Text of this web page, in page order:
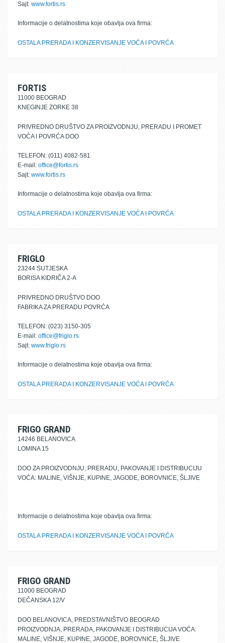
Sajt: www.fortis.rs
Informacije o delatnostima koje obavlja ova firma:
OSTALA PRERADA I KONZERVISANJE VOĆA I POVRĆA
FORTIS
11000 BEOGRAD
KNEGINJE ZORKE 38
PRIVREDNO DRUŠTVO ZA PROIZVODNJU, PRERADU I PROMET
VOĆA I POVRĆA DOO
TELEFON: (011) 4082-581
E-mail: office@fortis.rs
Sajt: www.fortis.rs
Informacije o delatnostima koje obavlja ova firma:
OSTALA PRERADA I KONZERVISANJE VOĆA I POVRĆA
FRIGLO
23244 SUTJESKA
BORISA KIDRIČA 2-A
PRIVREDNO DRUŠTVO DOO
FABRIKA ZA PRERADU POVRĆA
TELEFON: (023) 3150-305
E-mail: office@friglo.rs
Sajt: www.friglo.rs
Informacije o delatnostima koje obavlja ova firma:
OSTALA PRERADA I KONZERVISANJE VOĆA I POVRĆA
FRIGO GRAND
14246 BELANOVICA
LOMINA 15
DOO ZA PROIZVODNJU, PRERADU, PAKOVANJE I DISTRIBUCIJU
VOĆA: MALINE, VIŠNJE, KUPINE, JAGODE, BOROVNICE, ŠLJIVE
Informacije o delatnostima koje obavlja ova firma:
OSTALA PRERADA I KONZERVISANJE VOĆA I POVRĆA
FRIGO GRAND
11000 BEOGRAD
DEČANSKA 12/V
DOO BELANOVICA, PREDSTAVNIŠTVO BEOGRAD
PROIZVODNJA, PRERADA, PAKOVANJE I DISTRIBUCIJA VOĆA:
MALINE, VIŠNJE, KUPINE, JAGODE, BOROVNICE, ŠLJIVE